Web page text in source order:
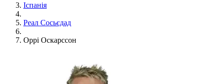
Іспанія
Реал Сосьєдад
Оррі Оскарссон